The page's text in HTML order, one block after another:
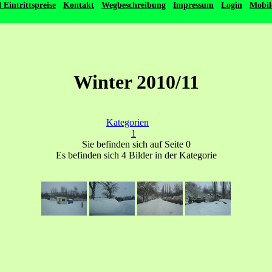
Eintrittspreise Kontakt Wegbeschreibung Impressum Login
Winter 2010/11
Kategorien
1
Sie befinden sich auf Seite 0
Es befinden sich 4 Bilder in der Kategorie